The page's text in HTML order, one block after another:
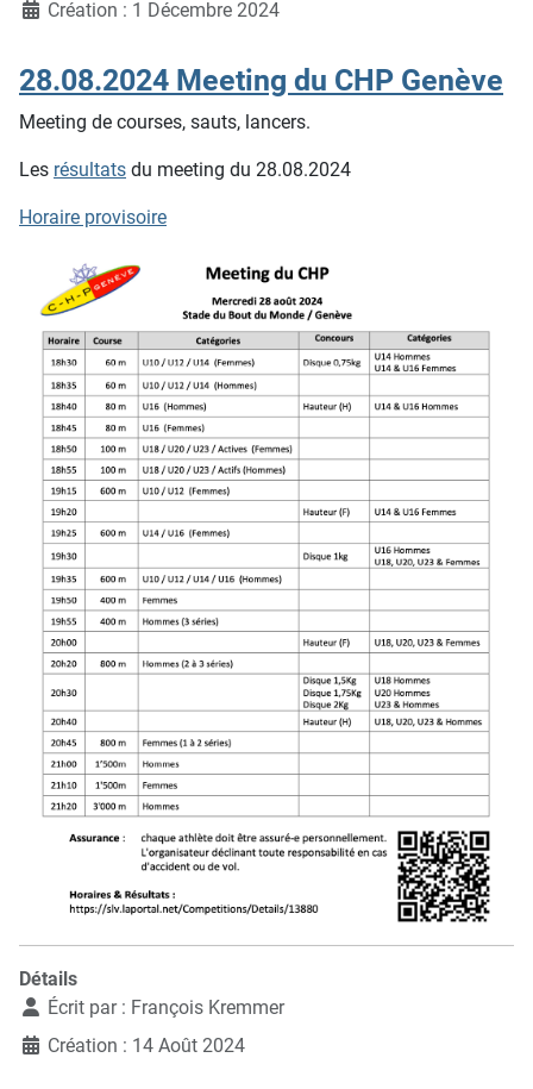
Création : 1 Décembre 2024
28.08.2024 Meeting du CHP Genève
Meeting de courses, sauts, lancers.
Les résultats du meeting du 28.08.2024
Horaire provisoire
Détails
Écrit par : François Kremmer
Création : 14 Août 2024